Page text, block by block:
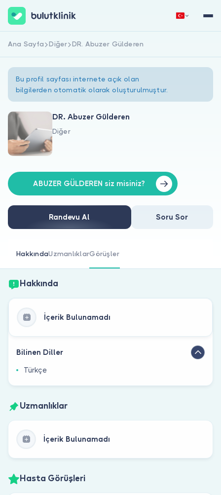
Hakkımızda
Doktorlar için
Doktor musunuz?
Hemen Kaydol
Ana Sayfa Diğer DR. Abuzer Gülderen
Bu profil sayfası internete açık olan
bilgilerden otomatik olarak oluşturulmuştur.
DR. Abuzer Gülderen
Diğer
ABUZER GÜLDEREN siz misiniz?
Randevu Al Soru Sor
HakkındaUzmanlıklarGörüşler
Hakkında
İçerik Bulunamadı
Bilinen Diller
Türkçe
Uzmanlıklar
İçerik Bulunamadı
Hasta Görüşleri